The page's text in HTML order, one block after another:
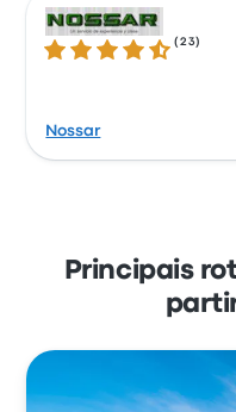
4.7 de 5 estrelas
(23)
Nossar
Principais